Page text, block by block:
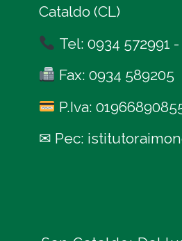
Cataldo (CL)
Tel: 0934 572991 -
Fax: 0934 589205
P.Iva:
✉ Pec: